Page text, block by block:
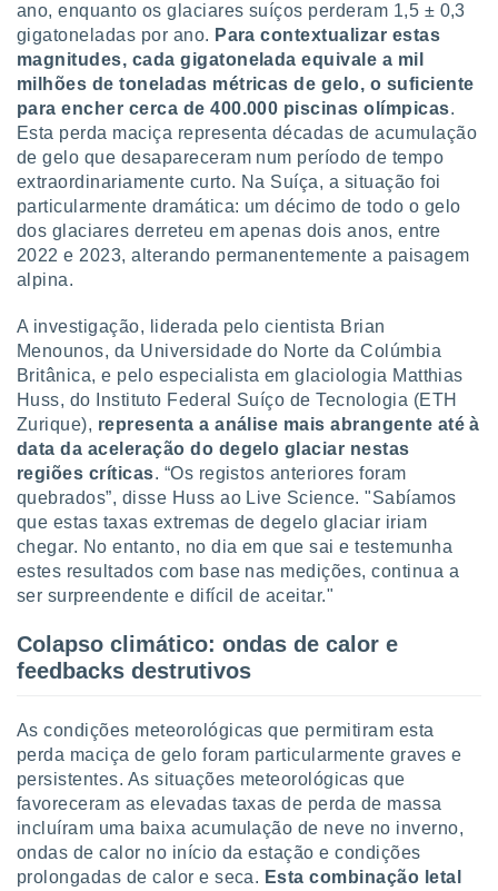
nós e
únicos
para
e
como a
sitio
IP e
de
possam
seus
com
qual se
tal,
seu
ou opor-
qualquer
em “
na
de
ou aceder
num
para
ano, enquanto os glaciares suíços perderam 1,5 ± 0,3
gigatoneladas por ano. Para contextualizar estas
magnitudes, cada gigatonelada equivale a mil
milhões de toneladas métricas de gelo, o suficiente
para encher cerca de 400.000 piscinas olímpicas.
Esta perda maciça representa décadas de acumulação
de gelo que desapareceram num período de tempo
extraordinariamente curto. Na Suíça, a situação foi
particularmente dramática: um décimo de todo o gelo
dos glaciares derreteu em apenas dois anos, entre
2022 e 2023, alterando permanentemente a paisagem
alpina.
A investigação, liderada pelo cientista Brian
Menounos, da Universidade do Norte da Colúmbia
Britânica, e pelo especialista em glaciologia Matthias
Huss, do Instituto Federal Suíço de Tecnologia (ETH
Zurique), representa a análise mais abrangente até à
data da aceleração do degelo glaciar nestas
regiões críticas. “Os registos anteriores foram
quebrados”, disse Huss ao Live Science. "Sabíamos
que estas taxas extremas de degelo glaciar iriam
chegar. No entanto, no dia em que sai e testemunha
estes resultados com base nas medições, continua a
ser surpreendente e difícil de aceitar."
Colapso climático: ondas de calor e
feedbacks destrutivos
As condições meteorológicas que permitiram esta
perda maciça de gelo foram particularmente graves e
persistentes. As situações meteorológicas que
favoreceram as elevadas taxas de perda de massa
incluíram uma baixa acumulação de neve no inverno,
ondas de calor no início da estação e condições
prolongadas de calor e seca. Esta combinação letal